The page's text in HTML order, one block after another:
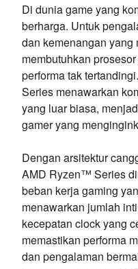
Di dunia game yang
berharga. Untuk
dan kemenangan yang
membutuhkan
performa tak
Series menawarkan
yang luar biasa,
gamer yang
Dengan arsitektur
AMD Ryzen™ Series
beban kerja gaming
menawarkan jumlah
kecepatan clock yang
memastikan performa
dan pengalaman